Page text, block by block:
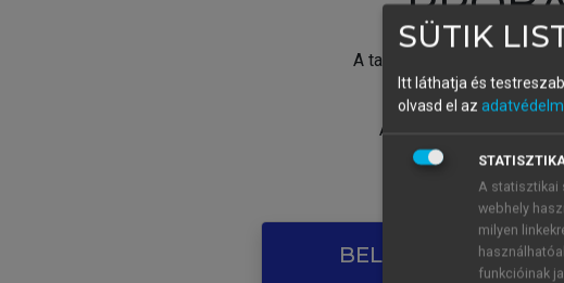
A tartalom
Új
A próbaidőszak
A
BELÉPÉS SAJÁT
SÜTIK
Itt láthatja és
olvasd el az
A statisztikai
webhely
milyen
funkcióinak